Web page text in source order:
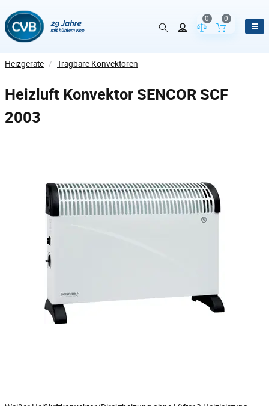
Vergleich der
0
Inhalt des
0
Heizgeräte / Tragbare Konvektoren
Heizluft Konvektor SENCOR SCF
2003